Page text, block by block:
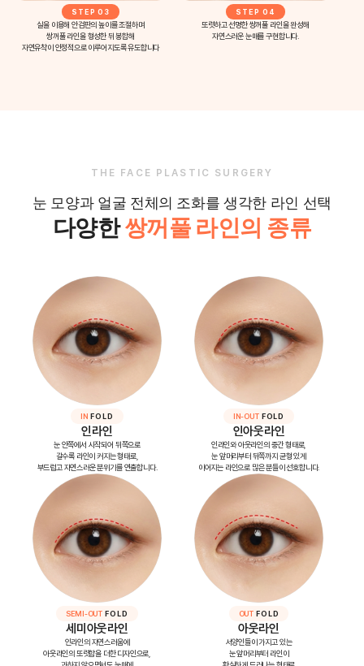
STEP 03
실을 이용해 안검판의 높이를 조절하며
쌍꺼풀 라인을 형성한 뒤 봉합해
자연유착이 안정적으로 이루어지도록 유도합니다
STEP 04
또렷하고 선명한 쌍꺼풀 라인을 완성해
자연스러운 눈매를 구현합니다.
THE FACE PLASTIC SURGERY
눈 모양과 얼굴 전체의 조화를 생각한 라인 선택
다양한쌍꺼풀 라인의 종류
IN FOLD
인라인
눈 안쪽에서 시작되어 뒤쪽으로
갈수록 라인이 커지는 형태로,
부드럽고 자연스러운 분위기를 연출합니다.
IN-OUTFOLD
인아웃라인
인라인와 아웃라인의 중간 형태로,
눈 앞머리부터 뒤쪽까지 균형 있게
이어지는 라인으로 많은 분들이 선호합니다.
SEMI-OUT FOLD
세미아웃라인
인라인의 자연스러움에
아웃라인의 또렷함을 더한 디자인으로,
OUTFOLD
아웃라인
서양인들이 가지고 있는
눈 앞머리부터 라인이